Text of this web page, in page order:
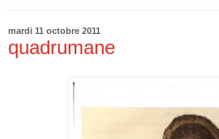
mardi 11 octobre 2011
quadrumane